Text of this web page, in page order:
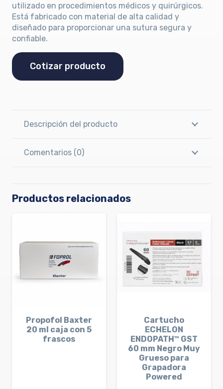
utilizado en procedimientos médicos y quirúrgicos.
Está fabricado con material de alta calidad y
diseñado para proporcionar una sutura segura y
confiable.
Cotizar producto
Descripción del producto
Comentarios (0)
Productos relacionados
Propofol Baxter
20 ml caja con 5
frascos
Cartucho
ECHELON
ENDOPATH™ GST
60 mm Negro Muy
Grueso para
Grapadora
Powered